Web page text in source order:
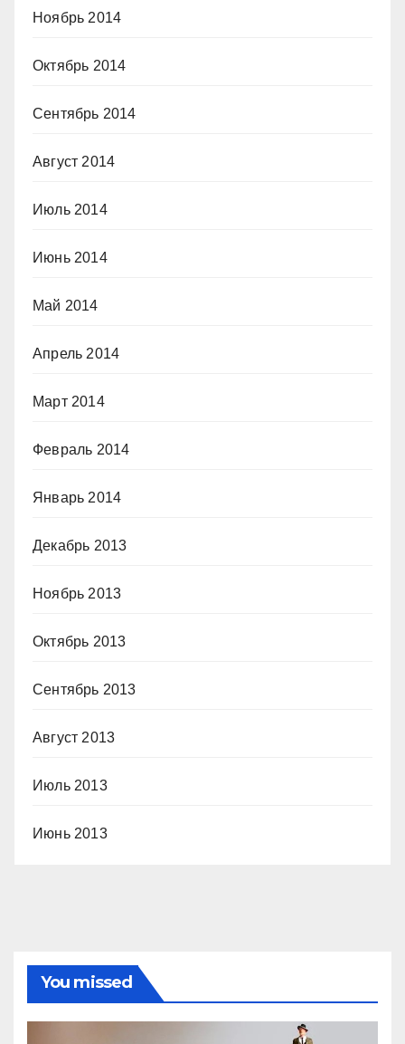
Ноябрь 2014
Октябрь 2014
Сентябрь 2014
Август 2014
Июль 2014
Июнь 2014
Май 2014
Апрель 2014
Март 2014
Февраль 2014
Январь 2014
Декабрь 2013
Ноябрь 2013
Октябрь 2013
Сентябрь 2013
Август 2013
Июль 2013
Июнь 2013
You missed